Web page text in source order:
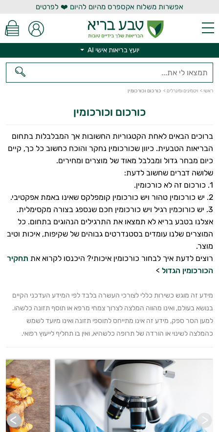
אפשרות משלוח אקספרס מהיום להיום ❤️ לפרטים
יועץ בריאות אישי AI
ראשי > ויטמינים ומינרלים > כורכום וכורכומין
ויטמינים ליפוזומליים
כורכום וכורכומין
ברוכים הבאים לאחת הקטגוריות החשובות אך המבלבלות בתחום
הבריאות הטבעית. כיוון שכורכומין נחקר והוכח כחשוב כל כך, קיים
כיום מבחר גדול ומבלבל מאוד של מוצרים ומחירים.
שלושה דברים שחשוב לדעת:
1. כורכום זה לא כורכומין.
2. יש כורכומין טהור ויש כורכומין קומפלקס שאינו באמת אפקטיבי.
3. יש כורוכמין רגיל ויש כורכומין חכם שנספג בצורה מקסימלית.
אצלנו בטבע בריא לא תמצאו את התרגילים הנהוגים בתחום. כל
המוצרים שלנו עומדים בסטנדרטים גבוהים של שקיפות, איכות וטיב
מוצר.
רוצים לדעת איך לבחור כורכומין איכותי? היכנסו לקרוא את תחקיר
הכורכומין הגדול >
מידע זה מוגש כשירות כללי לצורכי העשרה בלבד לפי המידע העדכני הקיים
בנושא בעולם, ואינו מהווה המלצה לצרוך צמחי מרפא או תוסף תזונה כלשהו.
למען הסר ספק, מידע זה אינו מתייחס לתוספי תזונה ואינו מיועד לשמש
כהמלצה לשינוי או הורדה של תרופה כלשהיא, ואין בו תחליף לייעוץ רפואי.